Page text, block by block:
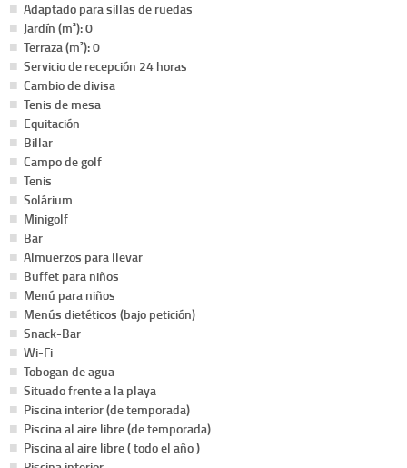
Adaptado para sillas de ruedas
Jardín (m²): 0
Terraza (m²): 0
Servicio de recepción 24 horas
Cambio de divisa
Tenis de mesa
Equitación
Billar
Campo de golf
Tenis
Solárium
Minigolf
Bar
Almuerzos para llevar
Buffet para niños
Menú para niños
Menús dietéticos (bajo petición)
Snack-Bar
Wi-Fi
Tobogan de agua
Situado frente a la playa
Piscina interior (de temporada)
Piscina al aire libre (de temporada)
Piscina al aire libre ( todo el año )